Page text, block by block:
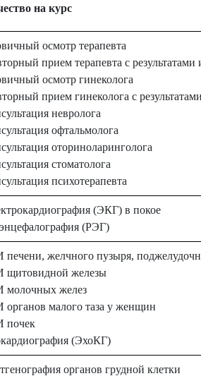
на курс
осмотр терапевта
прием терапевта с результатами
осмотр гинеколога
прием гинеколога с
невролога
офтальмолога
оториноларинголога
стоматолога
психотерапевта
(ЭКГ) в покое
(РЭГ)
печени, желчного пузыря,
щитовидной железы
молочных желез
органов малого таза у женщин
почек
(ЭхоКГ)
органов грудной клетки